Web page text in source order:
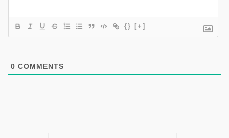
{} [+]
0 COMMENTS